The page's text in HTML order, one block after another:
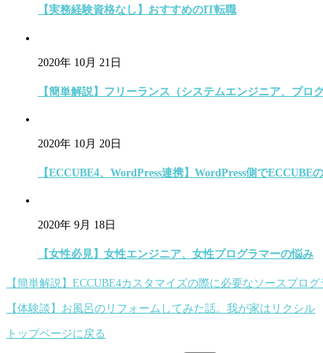
【実務経験資格なし】おすすめのIT転職
2020年 10月 21日
【簡単解説】フリーランス（システムエンジニア、プロ
2020年 10月 20日
【ECCUBE4、WordPress連携】WordPress側で
2020年 9月 18日
【女性必見】女性エンジニア、女性プログラマーの悩み
【簡単解説】ECCUBE4カスタマイズの際に必要なソースプログ
【体験談】お風呂のリフォームしてみた話。我が家はリクシル
トップページに戻る